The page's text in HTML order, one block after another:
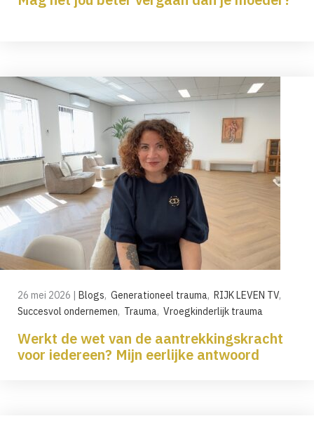
26 mei 2026 | Blogs, Generationeel trauma, RIJK LEVEN TV,
Succesvol ondernemen, Trauma, Vroegkinderlijk trauma
Werkt de wet van de aantrekkingskracht
voor iedereen? Mijn eerlijke antwoord